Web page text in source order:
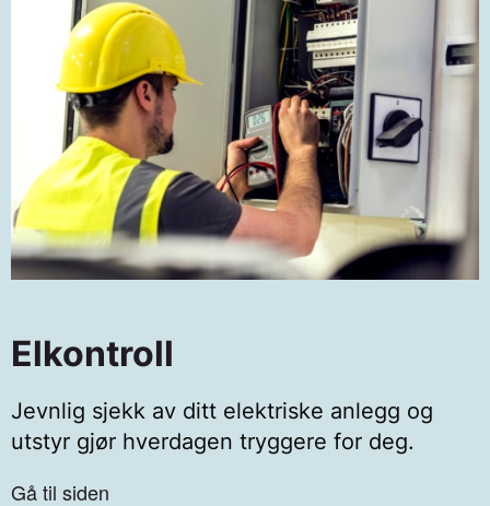
Elkontroll
Jevnlig sjekk av ditt elektriske anlegg og
utstyr gjør hverdagen tryggere for deg.
Gå til siden